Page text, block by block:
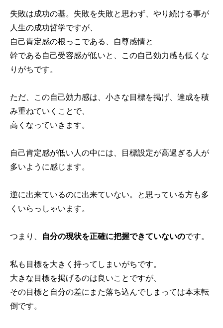
失敗は成功の基。失敗を失敗と思わず、やり続ける事が
人生の成功哲学ですが、
自己肯定感の根っこである、自尊感情と
幹である自己受容感が低いと、この自己効力感も低くな
りがちです。
ただ、この自己効力感は、小さな目標を掲げ、達成を積
み重ねていくことで、
高くなっていきます。
自己肯定感が低い人の中には、目標設定が高過ぎる人が
多いように感じます。
逆に出来ているのに出来ていない。と思っている方も多
くいらっしゃいます。
つまり、 自分の現状を正確に把握できていないのです。
私も目標を大きく持ってしまいがちです。
大きな目標を掲げるのは良いことですが、
その目標と自分の差にまた落ち込んでしまっては本末転
倒です。